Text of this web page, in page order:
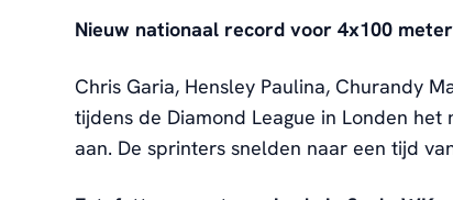
Nieuw nationaal record voor 4x100
Chris Garia, Hensley Paulina, Churandy
tijdens de Diamond League in Londen
aan. De sprinters snelden naar een tijd